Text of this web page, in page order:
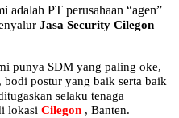
adalah PT perusahaan “agen”
Jasa Security Cilegon
punya SDM yang paling oke,
postur yang baik serta baik
selaku tenaga
lokasi Cilegon , Banten.